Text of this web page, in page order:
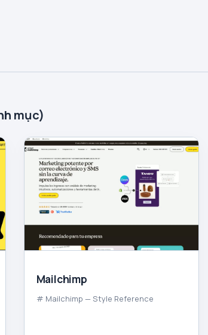
mục)
Mailchimp
# Mailchimp — Style Reference